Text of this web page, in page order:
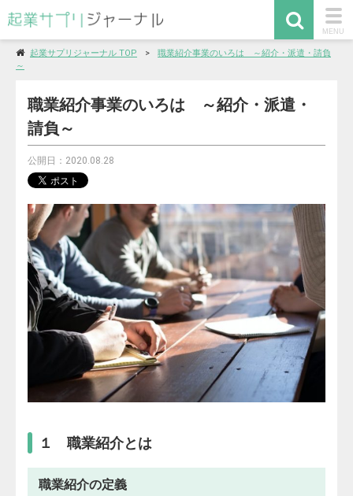
MENU
起業サプリジャーナル TOP
職業紹介事業のいろは ～紹介・派遣・請負
～
職業紹介事業のいろは ～紹介・派遣・
請負～
公開日：2020.08.28
１ 職業紹介とは
職業紹介の定義